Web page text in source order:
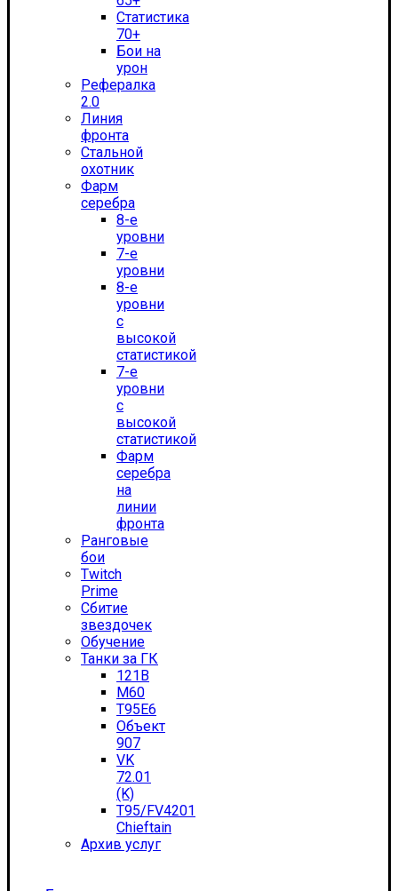
Статистика
70+
Бои на
урон
Рефералка
2.0
Линия
фронта
Стальной
охотник
Фарм
серебра
8-е
уровни
7-е
уровни
8-е
уровни
с
высокой
статистикой
7-е
уровни
с
высокой
статистикой
Фарм
серебра
на
линии
фронта
Ранговые
бои
Twitch
Prime
Сбитие
звездочек
Обучение
Танки за ГК
121B
M60
T95E6
Объект
907
VK
72.01
(K)
T95/FV4201
Chieftain
Архив услуг